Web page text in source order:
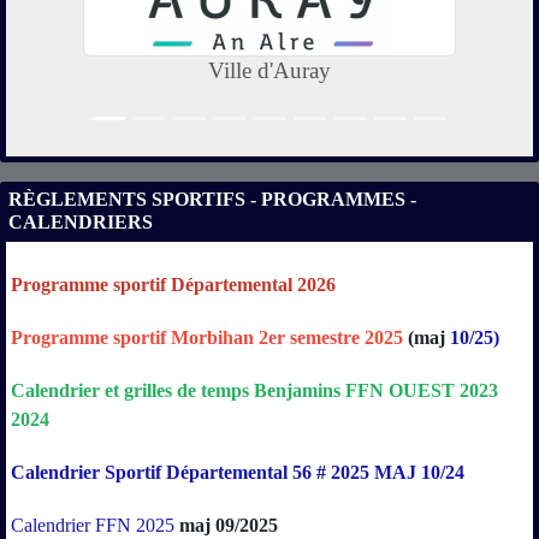
Ville d'Auray
RÈGLEMENTS SPORTIFS - PROGRAMMES -
CALENDRIERS
Programme sportif Départemental 2026
Programme sportif Morbihan 2er semestre 2025 (maj 10/25)
Calendrier et grilles de temps Benjamins FFN OUEST 2023
2024
Calendrier Sportif Départemental 56 # 2025 MAJ 10/24
Calendrier FFN 2025 maj 09/2025